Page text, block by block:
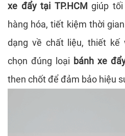
xe đẩy tại TP.HCM giúp
hàng hóa, tiết kiệm thời
dạng về chất liệu, thiết kế
chọn đúng loại bánh xe
then chốt để đảm bảo hiệu